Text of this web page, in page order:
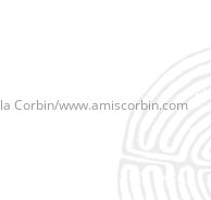
Corbin/www.amiscorbin.com